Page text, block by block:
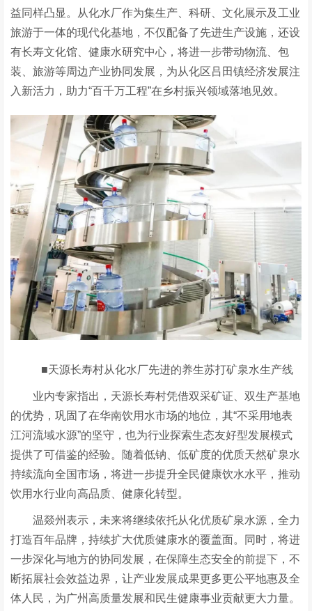
益同样凸显。从化水厂作为集生产、科研、文化展示及工业
旅游于一体的现代化基地，不仅配备了先进生产设施，还设
有长寿文化馆、健康水研究中心，将进一步带动物流、包
装、旅游等周边产业协同发展，为从化区吕田镇经济发展注
入新活力，助力“百千万工程”在乡村振兴领域落地见效。
■天源长寿村从化水厂先进的养生苏打矿泉水生产线
业内专家指出，天源长寿村凭借双采矿证、双生产基地
的优势，巩固了在华南饮用水市场的地位，其“不采用地表
江河流域水源”的坚守，也为行业探索生态友好型发展模式
提供了可借鉴的经验。随着低钠、低矿度的优质天然矿泉水
持续流向全国市场，将进一步提升全民健康饮水水平，推动
饮用水行业向高品质、健康化转型。
温燚州表示，未来将继续依托从化优质矿泉水源，全力
打造百年品牌，持续扩大优质健康水的覆盖面。同时，将进
一步深化与地方的协同发展，在保障生态安全的前提下，不
断拓展社会效益边界，让产业发展成果更多更公平地惠及全
体人民，为广州高质量发展和民生健康事业贡献更大力量。